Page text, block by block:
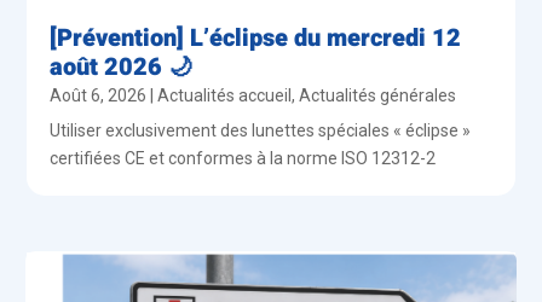
[Prévention] L’éclipse du mercredi 12
août 2026 🌙
Août 6, 2026 |Actualités accueil,Actualités générales
Utiliser exclusivement des lunettes spéciales « éclipse »
certifiées CE et conformes à la norme ISO 12312-2